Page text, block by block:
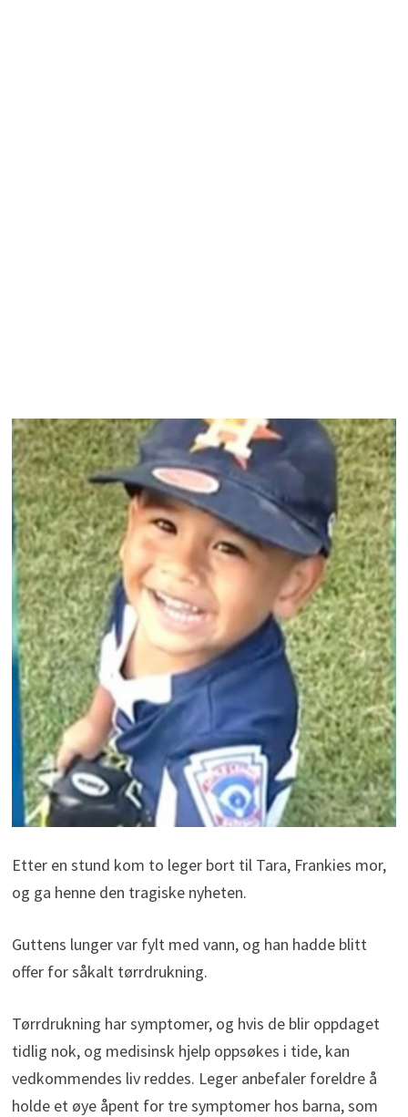
Etter en stund kom to leger bort til Tara, Frankies mor,
og ga henne den tragiske nyheten.
Guttens lunger var fylt med vann, og han hadde blitt
offer for såkalt tørrdrukning.
Tørrdrukning har symptomer, og hvis de blir oppdaget
tidlig nok, og medisinsk hjelp oppsøkes i tide, kan
vedkommendes liv reddes. Leger anbefaler foreldre å
holde et øye åpent for tre symptomer hos barna, som